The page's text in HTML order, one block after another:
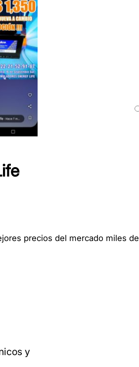
precios del mercado miles de
y